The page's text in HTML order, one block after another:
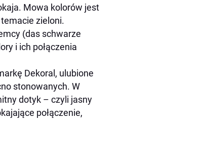
Mowa kolorów jest
zieloni.
(das schwarze
i ich połączenia
Dekoral, ulubione
stonowanych. W
dotyk – czyli jasny
połączenie,